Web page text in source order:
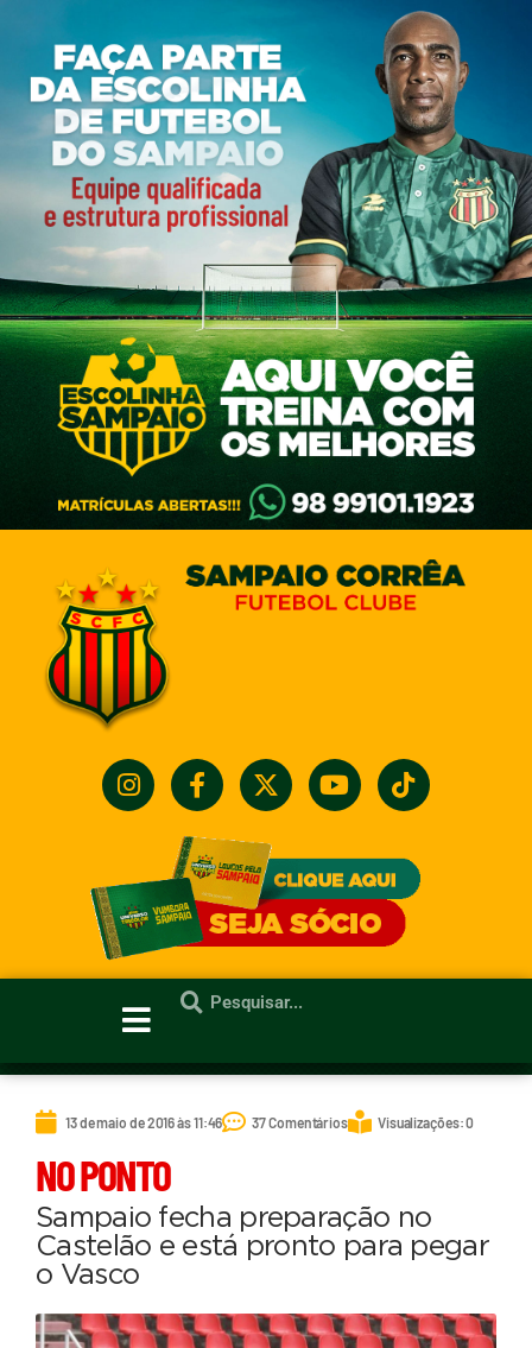
13 de maio de 2016 às 11:46 37 Comentários Visualizações: 0
NO PONTO
Sampaio fecha preparação no
Castelão e está pronto para pegar
o Vasco